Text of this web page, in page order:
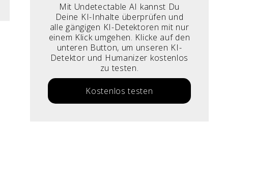
Mit Undetectable AI kannst Du
Deine KI-Inhalte überprüfen und
alle gängigen KI-Detektoren mit nur
einem Klick umgehen. Klicke auf den
unteren Button, um unseren KI-
Detektor und Humanizer kostenlos
zu testen.
Kostenlos testen